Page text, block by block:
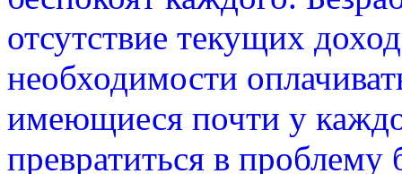
отсутствие текущих
необходимости
имеющиеся почти у
превратиться в